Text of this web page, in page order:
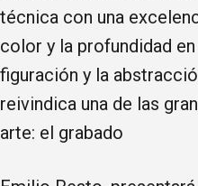
técnica con una
color y la profundidad
figuración y la
reivindica una de las
arte: el grabado